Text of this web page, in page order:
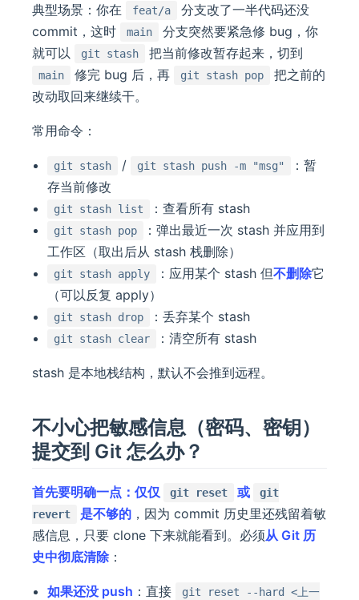
典型场景：你在 feat/a
分支改了一半代码还没
commit，这时
main
分支突然要紧急修 bug，你
就可以
git stash 把当前修改暂存起来，切到
main 修完 bug 后，再 git stash pop
把之前的
改动取回来继续干。
常用命令：
git stash / git stash push -m "msg"
：暂
存当前修改
git stash list ：查看所有 stash
git stash pop
：弹出最近一次 stash 并应用到
工作区（取出后从 stash 栈删除）
git stash apply ：应用某个 stash 但不删除它
（可以反复 apply）
git stash drop ：丢弃某个 stash
git stash clear ：清空所有 stash
stash 是本地栈结构，默认不会推到远程。
不小心把敏感信息（密码、密钥）
提交到 Git 怎么办？
首先要明确一点：仅仅 git reset 或
git
revert
是不够的 ，因为 commit 历史里还残留着敏
感信息，只要 clone 下来就能看到。必须从 Git 历
史中彻底清除：
如果还没 push ：直接
git reset --hard <上一